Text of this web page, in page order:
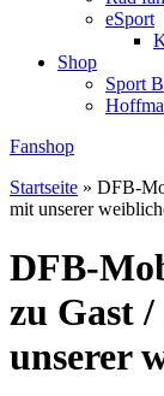
eSport
Shop
Sport
Fanshop
Startseite » DFB-
mit unserer
DFB-
zu Gast
unserer